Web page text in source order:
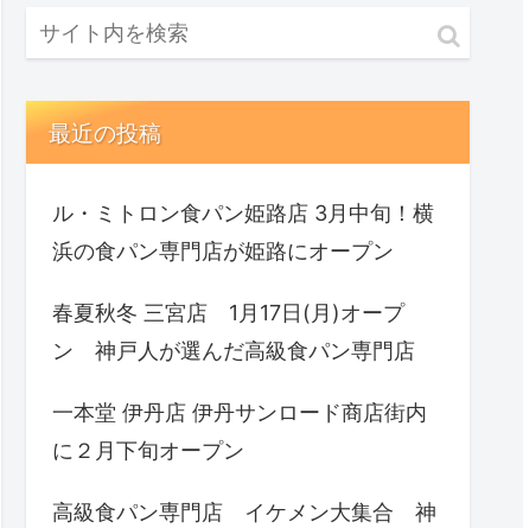
最近の投稿
ル・ミトロン食パン姫路店 3月中旬！横
浜の食パン専門店が姫路にオープン
春夏秋冬 三宮店 1月17日(月)オープ
ン 神戸人が選んだ高級食パン専門店
一本堂 伊丹店 伊丹サンロード商店街内
に２月下旬オープン
高級食パン専門店 イケメン大集合 神